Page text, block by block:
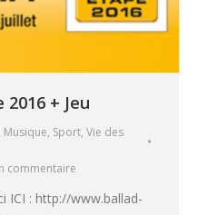
+ Jeu
Musique, Sport, Vie des
commentaire
ICI : http://www.ballad-